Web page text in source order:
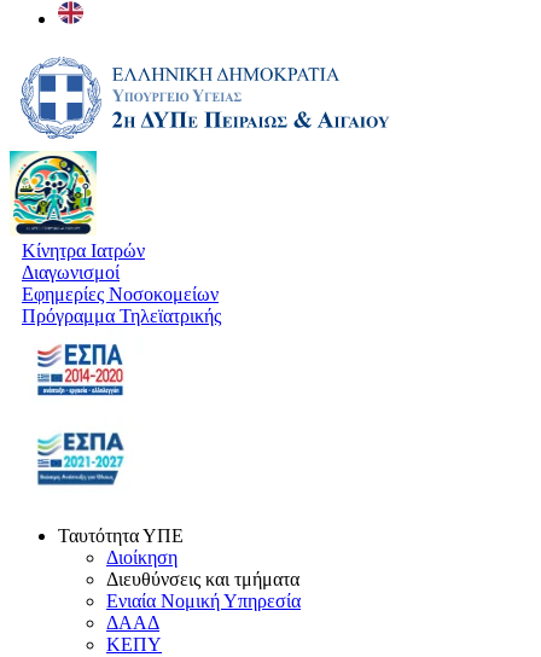
Κίνητρα Ιατρών
Διαγωνισμοί
Εφημερίες Νοσοκομείων
Πρόγραμμα Τηλεϊατρικής
Ταυτότητα ΥΠΕ
Διοίκηση
Διευθύνσεις και τμήματα
Ενιαία Νομική Υπηρεσία
ΔΑΑΔ
ΚΕΠΥ